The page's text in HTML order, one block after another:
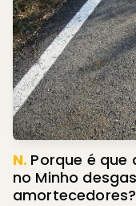
N. Porque é
no Minho
amortecedores?